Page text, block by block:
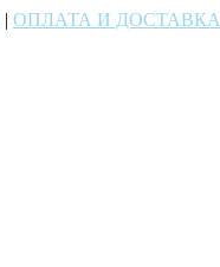
| ОПЛАТА И ДОСТАВКА